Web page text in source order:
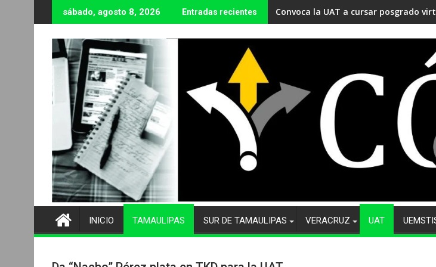
al
contenido
sábado, agosto 8, 2026 Entradas recientes Convoca la UAT a cursar posgrado
INICIO TAMAULIPAS SUR DE TAMAULIPAS VERACRUZ UAT